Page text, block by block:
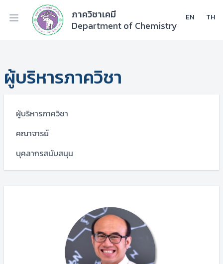
ภาควิชาเคมี
Department of Chemistry
EN TH
ผู้บริหารภาควิชา
ผู้บริหารภาควิชา
คณาจารย์
บุคลากรสนับสนุน